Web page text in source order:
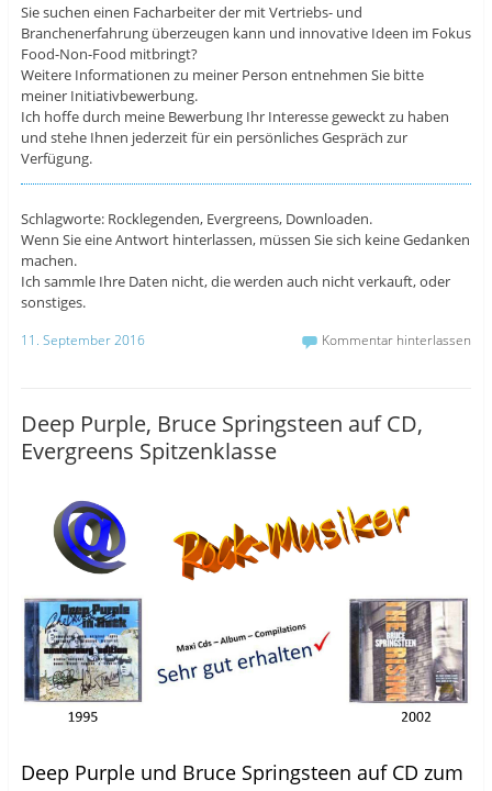
Sie suchen einen Facharbeiter der mit Vertriebs- und
Branchenerfahrung überzeugen kann und innovative Ideen im Fokus
Food-Non-Food mitbringt?
Weitere Informationen zu meiner Person entnehmen Sie bitte
meiner Initiativbewerbung.
Ich hoffe durch meine Bewerbung Ihr Interesse geweckt zu haben
und stehe Ihnen jederzeit für ein persönliches Gespräch zur
Verfügung.
Schlagworte: Rocklegenden, Evergreens, Downloaden.
Wenn Sie eine Antwort hinterlassen, müssen Sie sich keine Gedanken
machen.
Ich sammle Ihre Daten nicht, die werden auch nicht verkauft, oder
sonstiges.
11. September 2016 Kommentar hinterlassen
Deep Purple, Bruce Springsteen auf CD,
Evergreens Spitzenklasse
Deep Purple und Bruce Springsteen auf CD zum